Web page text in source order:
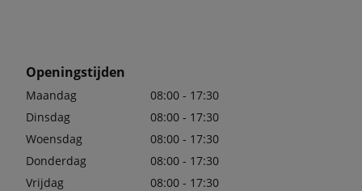
Openingstijden
Maandag
08:00 - 17:30
Dinsdag
08:00 - 17:30
Woensdag
08:00 - 17:30
Donderdag
08:00 - 17:30
Vrijdag
08:00 - 17:30